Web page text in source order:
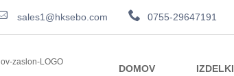
0755-29647191
sales1@hksebo.com
DOMOV IZDELKI